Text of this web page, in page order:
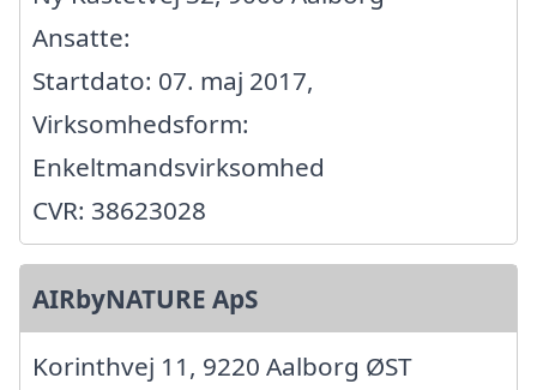
Ansatte:
Startdato: 07. maj 2017,
Virksomhedsform:
Enkeltmandsvirksomhed
CVR: 38623028
AIRbyNATURE ApS
Korinthvej 11, 9220 Aalborg ØST